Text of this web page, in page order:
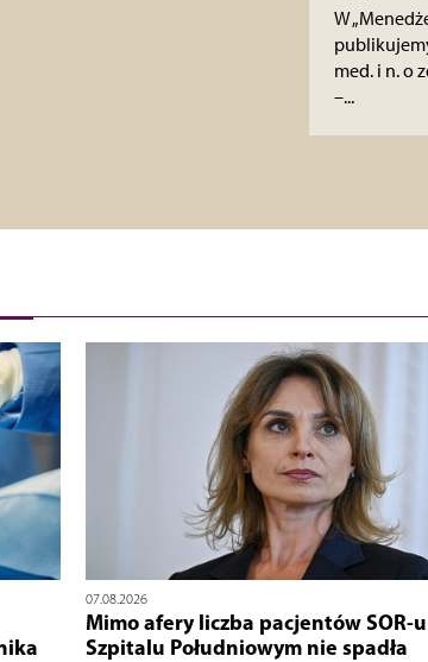
W
med. i n. o
–...
07.08.2026
Mimo afery liczba pacjentów SOR-
Szpitalu Południowym nie spadła